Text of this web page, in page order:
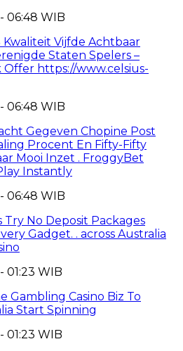
06:48 WIB
Vijfde Achtbaar
Staten Spelers –
https://www.celsius-
06:48 WIB
Gegeven Chopine Post
Procent En Fifty-Fifty
Mooi Inzet . FroggyBet
Instantly
06:48 WIB
No Deposit Packages
Gadget. . across Australia
01:23 WIB
Gambling Casino Biz To
Start Spinning
01:23 WIB